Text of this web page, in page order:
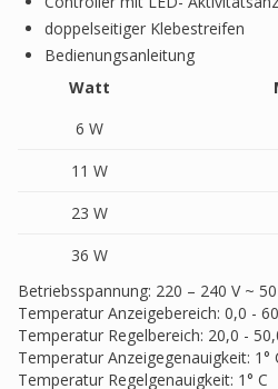
doppelseitiger Klebestreifen
Bedienungsanleitung
Watt
6 W
11 W
23 W
36 W
Betriebsspannung: 220 – 240 V ~
Temperatur Anzeigebereich: 0,0 -
Temperatur Regelbereich: 20,0 -
Temperatur Anzeigegenauigkeit: 1°
Temperatur Regelgenauigkeit: 1° C